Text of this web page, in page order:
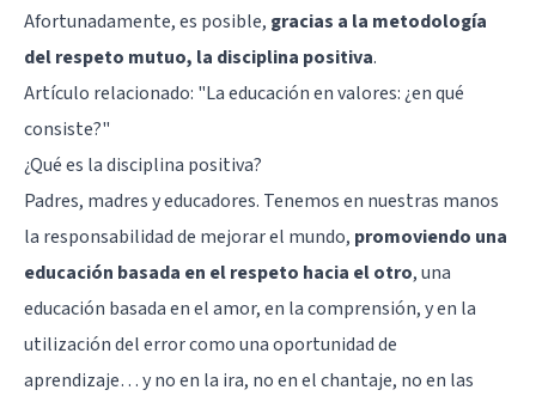
Afortunadamente, es posible, gracias a la metodología
del respeto mutuo, la disciplina positiva.
Artículo relacionado: "La educación en valores: ¿en qué
consiste?"
¿Qué es la disciplina positiva?
Padres, madres y educadores. Tenemos en nuestras manos
la responsabilidad de mejorar el mundo, promoviendo una
educación basada en el respeto hacia el otro, una
educación basada en el amor, en la comprensión, y en la
utilización del error como una oportunidad de
aprendizaje… y no en la ira, no en el chantaje, no en las